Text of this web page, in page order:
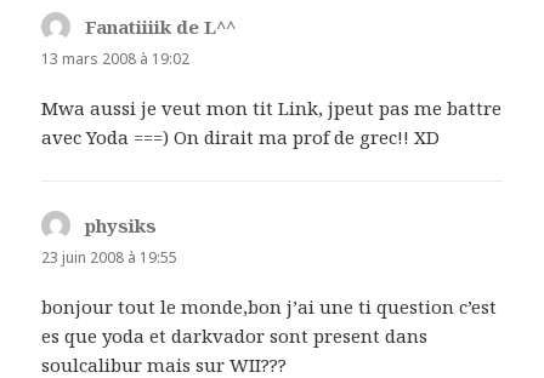
Fanatiiiik de L^^
13 mars 2008 à 19:02
Mwa aussi je veut mon tit Link, jpeut pas me battre
avec Yoda ===) On dirait ma prof de grec!! XD
physiks
23 juin 2008 à 19:55
bonjour tout le monde,bon j’ai une ti question c’est
es que yoda et darkvador sont present dans
soulcalibur mais sur WII???